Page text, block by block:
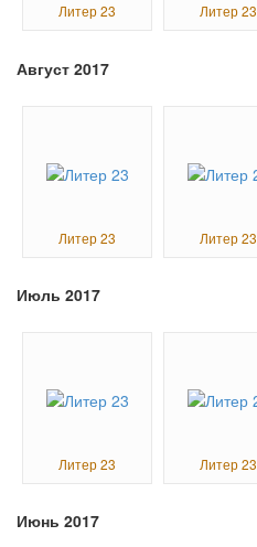
Литер 23 Литер 23
Август 2017
Литер 23 Литер 23
Июль 2017
Литер 23 Литер 23
Июнь 2017